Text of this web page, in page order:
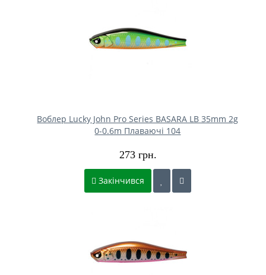
Воблер Lucky John Pro Series BASARA LB 35mm 2g
0-0.6m Плаваючі 104
273 грн.
Закінчився